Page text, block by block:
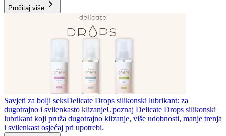
Pročitaj više
Savjeti za bolji seksDelicate Drops silikonski lubrikant: za
dugotrajno i svilenkasto klizanjeUpoznaj Delicate Drops silikonski
lubrikant koji pruža dugotrajno klizanje, više udobnosti, manje trenja
i svilenkast osjećaj pri upotrebi.